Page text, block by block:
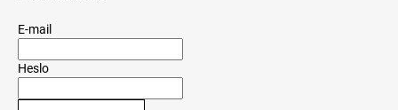
E-mail
Heslo